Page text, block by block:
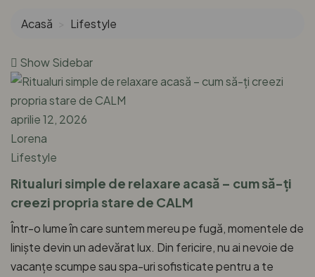
Acasă Lifestyle
Show Sidebar
aprilie 12, 2026
Lorena
Lifestyle
Ritualuri simple de relaxare acasă – cum să-ți
creezi propria stare de CALM
Într-o lume în care suntem mereu pe fugă, momentele de
liniște devin un adevărat lux. Din fericire, nu ai nevoie de
vacanțe scumpe sau spa-uri sofisticate pentru a te